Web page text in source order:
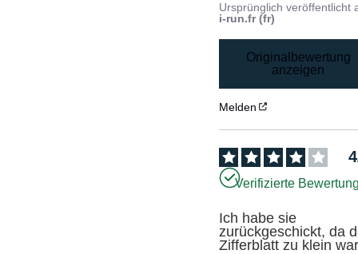
Ursprünglich veröffentlicht
i-run.fr (fr)
Originalbewertung
anzeigen
Melden
4
Verifizierte
Ich habe sie
zurückgeschickt, da
Zifferblatt zu klein